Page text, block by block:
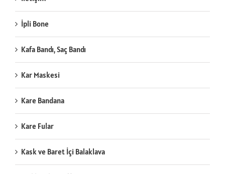
İpli Bone
Kafa Bandı, Saç Bandı
Kar Maskesi
Kare Bandana
Kare Fular
Kask ve Baret İçi Balaklava